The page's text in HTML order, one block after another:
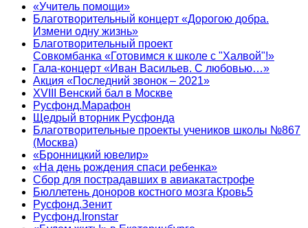
«Учитель помощи»
Благотворительный концерт «Дорогою добра.
Измени одну жизнь»
Благотворительный проект
Совкомбанка «Готовимся к школе с "Халвой"!»
Гала-концерт «Иван Васильев. С любовью…»
Акция «Последний звонок – 2021»
XVIII Венский бал в Москве
Русфонд.Марафон
Щедрый вторник Русфонда
Благотворительные проекты учеников школы №867
(Москва)
«Бронницкий ювелир»
«На день рождения спаси ребенка»
Сбор для пострадавших в авиакатастрофе
Бюллетень доноров костного мозга Кровь5
Русфонд.Зенит
Русфонд.Ironstar